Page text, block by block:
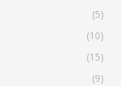
(5)
(10)
(15)
(9)